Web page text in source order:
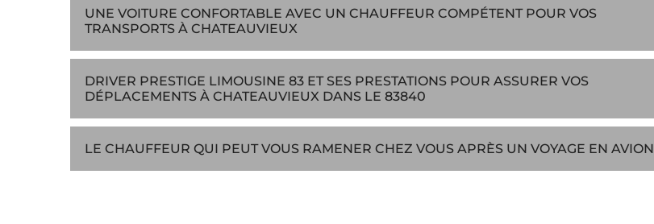
UNE VOITURE CONFORTABLE AVEC UN CHAUFFEUR COMPÉTENT POUR VOS
TRANSPORTS À CHATEAUVIEUX
DRIVER PRESTIGE LIMOUSINE 83 ET SES PRESTATIONS POUR ASSURER VOS
DÉPLACEMENTS À CHATEAUVIEUX DANS LE 83840
LE CHAUFFEUR QUI PEUT VOUS RAMENER CHEZ VOUS APRÈS UN VOYAGE EN AVION